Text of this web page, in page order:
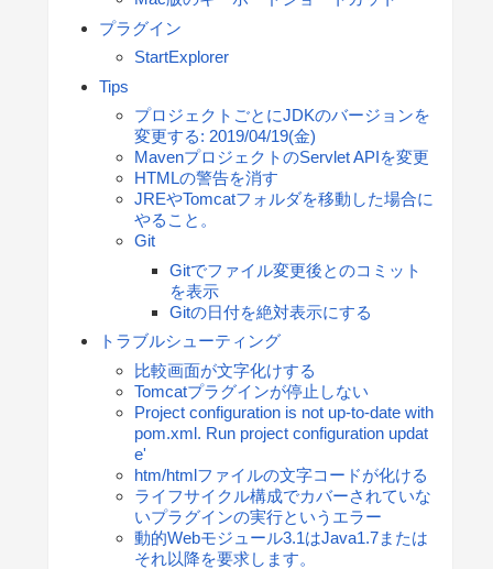
プラグイン
StartExplorer
Tips
プロジェクトごとにJDKのバージョンを
変更する: 2019/04/19(金)
MavenプロジェクトのServlet APIを変更
HTMLの警告を消す
JREやTomcatフォルダを移動した場合に
やること。
Git
Gitでファイル変更後とのコミット
を表示
Gitの日付を絶対表示にする
トラブルシューティング
比較画面が文字化けする
Tomcatプラグインが停止しない
Project configuration is not up-to-date with
pom.xml. Run project configuration updat
e'
htm/htmlファイルの文字コードが化ける
ライフサイクル構成でカバーされていな
いプラグインの実行というエラー
動的Webモジュール3.1はJava1.7または
それ以降を要求します。